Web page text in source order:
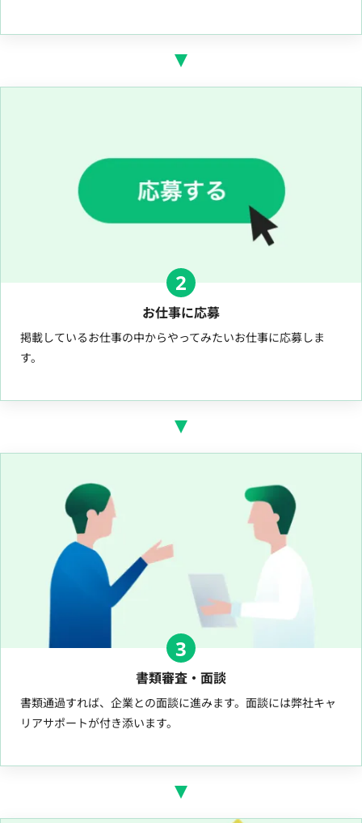
2
お仕事に応募
掲載しているお仕事の中からやってみたいお仕事に応募しま
す。
3
書類審査・面談
書類通過すれば、企業との面談に進みます。面談には弊社キャ
リアサポートが付き添います。